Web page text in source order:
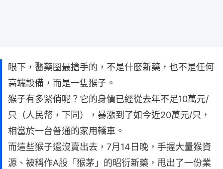
眼下，醫藥圈最搶手的，不是什麼新藥，也不是任何
高端設備，而是一隻猴子。
猴子有多緊俏呢？它的身價已經從去年不足10萬元/
只（人民幣，下同），暴漲到了如今近20萬元/只，
相當於一台普通的家用轎車。
而這些猴子還沒賣出去，7月14日晚，手握大量猴資
源、被稱作A股「猴茅」的昭衍新藥，甩出了一份業